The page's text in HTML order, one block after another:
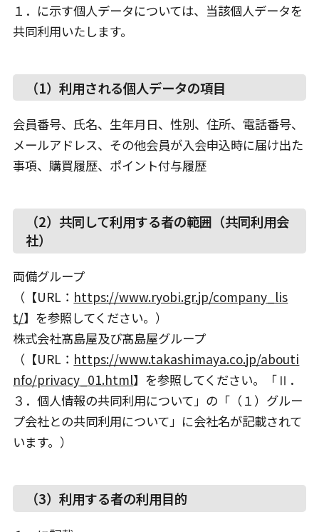
１．に示す個人データについては、当該個人データを
共同利用いたします。
（1）利用される個人データの項目
会員番号、氏名、生年月日、性別、住所、電話番号、
メールアドレス、その他会員が入会申込時に届け出た
事項、購買履歴、ポイント付与履歴
（2）共同して利用する者の範囲（共同利用会
社）
両備グループ
（【URL： https://www.ryobi.gr.jp/company_lis
t/】を参照してください。）
株式会社髙島屋及び髙島屋グループ
（【URL： https://www.takashimaya.co.jp/abouti
nfo/privacy_01.html】を参照してください。「Ⅱ．
３．個人情報の共同利用について」の「（１）グルー
プ会社との共同利用について」に会社名が記載されて
います。）
（3）利用する者の利用目的